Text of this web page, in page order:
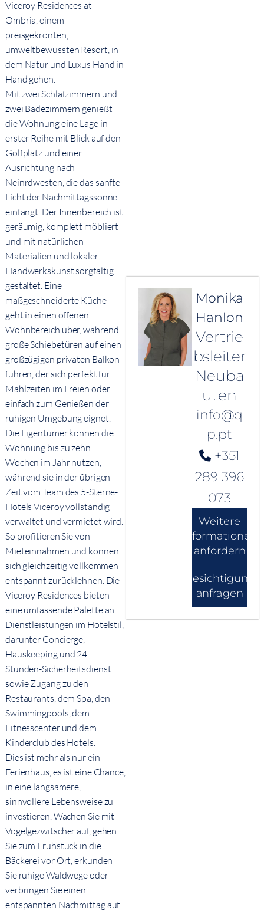
Viceroy Residences at
Ombria, einem
preisgekrönten,
umweltbewussten Resort, in
dem Natur und Luxus Hand in
Hand gehen.
Mit zwei Schlafzimmern und
zwei Badezimmern genießt
die Wohnung eine Lage in
erster Reihe mit Blick auf den
Golfplatz und einer
Ausrichtung nach
Neinrdwesten, die das sanfte
Licht der Nachmittagssonne
einfängt. Der Innenbereich ist
geräumig, komplett möbliert
und mit natürlichen
Materialien und lokaler
Handwerkskunst sorgfältig
gestaltet. Eine
maßgeschneiderte Küche
geht in einen offenen
Wohnbereich über, während
große Schiebetüren auf einen
großzügigen privaten Balkon
führen, der sich perfekt für
Mahlzeiten im Freien oder
einfach zum Genießen der
ruhigen Umgebung eignet.
Die Eigentümer können die
Wohnung bis zu zehn
Wochen im Jahr nutzen,
während sie in der übrigen
Zeit vom Team des 5-Sterne-
Hotels Viceroy vollständig
verwaltet und vermietet wird.
So profitieren Sie von
Mieteinnahmen und können
sich gleichzeitig vollkommen
entspannt zurücklehnen. Die
Viceroy Residences bieten
eine umfassende Palette an
Dienstleistungen im Hotelstil,
darunter Concierge,
Hauskeeping und 24-
Stunden-Sicherheitsdienst
sowie Zugang zu den
Restaurants, dem Spa, den
Swimmingpools, dem
Fitnesscenter und dem
Kinderclub des Hotels.
Dies ist mehr als nur ein
Ferienhaus, es ist eine Chance,
in eine langsamere,
sinnvollere Lebensweise zu
investieren. Wachen Sie mit
Vogelgezwitscher auf, gehen
Sie zum Frühstück in die
Bäckerei vor Ort, erkunden
Sie ruhige Waldwege oder
verbringen Sie einen
entspannten Nachmittag auf
Monika
Hanlon
Vertrie
bsleiter
Neuba
uten
info@q
p.pt
+351
289 396
073
Weitere
Informationen
anfordern
Besichtigung
anfragen